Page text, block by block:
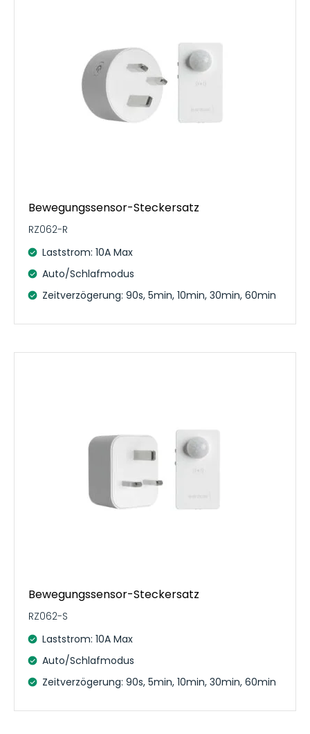
Bewegungssensor-Steckersatz
RZ062-R
Laststrom: 10A Max
Auto/Schlafmodus
Zeitverzögerung: 90s, 5min, 10min, 30min, 60min
Bewegungssensor-Steckersatz
RZ062-S
Laststrom: 10A Max
Auto/Schlafmodus
Zeitverzögerung: 90s, 5min, 10min, 30min, 60min